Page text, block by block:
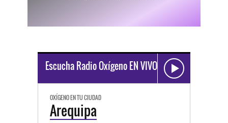
Escucha Radio Oxígeno EN VIVO
OXÍGENO EN TU CIUDAD
Arequipa